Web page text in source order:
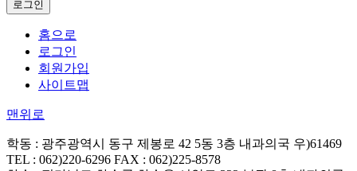
홈으로
로그인
회원가입
사이트맵
맨위로
학동 : 광주광역시 동구 제봉로 42 5동 3층 내과의국 우)61469
TEL : 062)220-6296 FAX : 062)225-8578